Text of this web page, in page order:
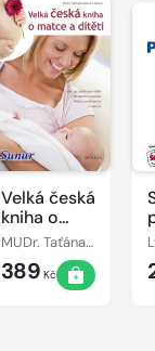
Velká česká
kniha o
matce a
MUDr. Taťána Hanáková
389 Kč